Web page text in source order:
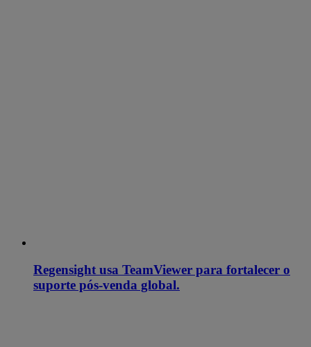
Regensight usa TeamViewer para fortalecer o
suporte pós-venda global.